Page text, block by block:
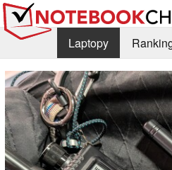
Laptopy
Biblioteka
Info